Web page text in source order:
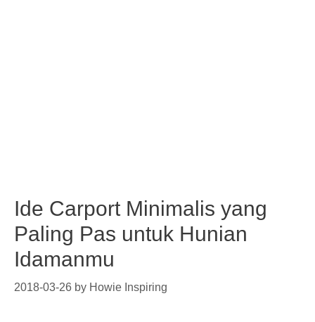
Ide Carport Minimalis yang
Paling Pas untuk Hunian
Idamanmu
2018-03-26 by Howie Inspiring